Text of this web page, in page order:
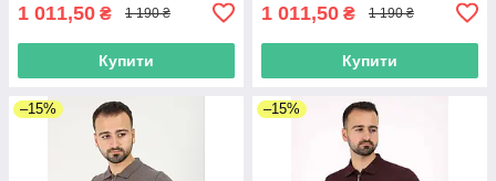
1 011,50 ₴ 1 190 ₴
Купити
1 011,50 ₴ 1 190 ₴
Купити
–15% –15%